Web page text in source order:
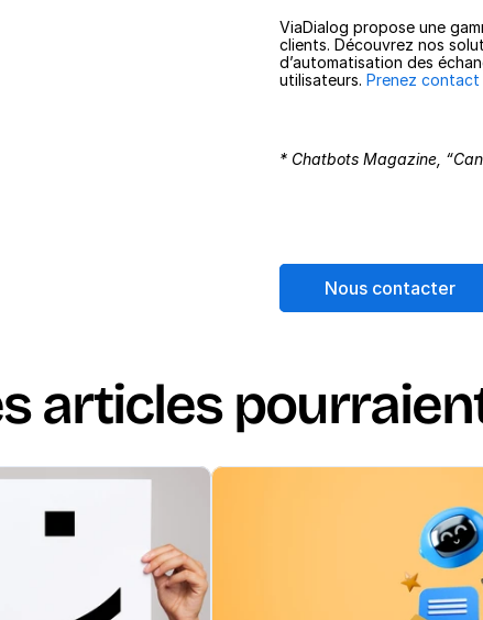
ViaDialog propose une
clients. Découvrez nos
d’automatisation des
utilisateurs. Prenez contact
* Chatbots Magazine,
Nous contacter
articles